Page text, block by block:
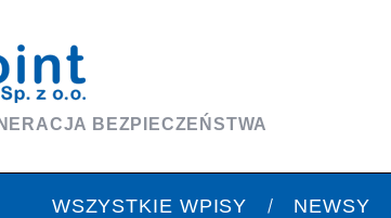
BEZPIECZEŃSTWA
WSZYSTKIE WPISY NEWSY